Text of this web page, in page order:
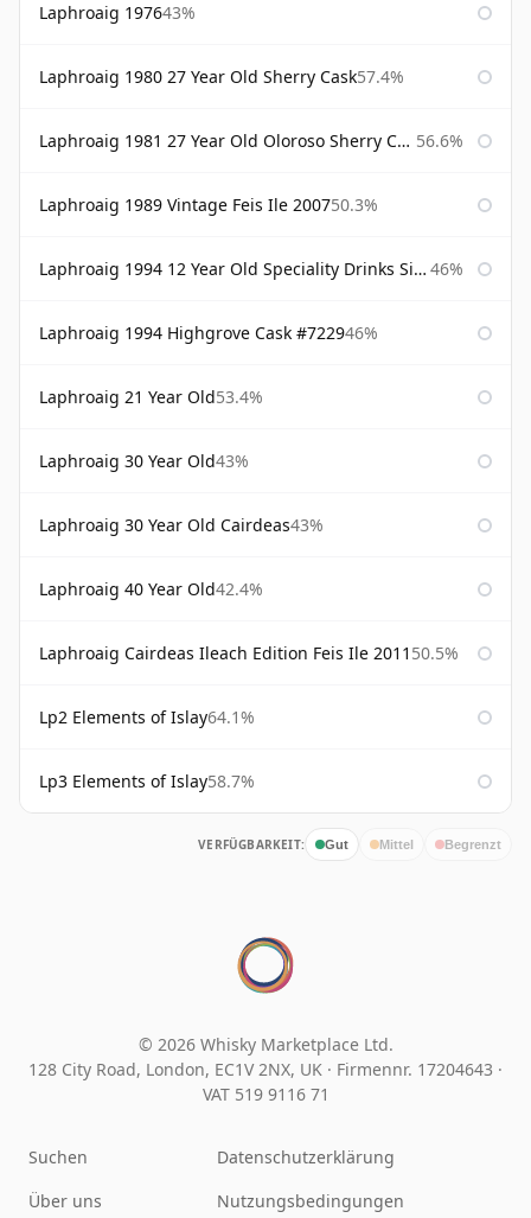
Laphroaig 197643%
Laphroaig 1980 27 Year Old Sherry Cask57.4%
Laphroaig 1981 27 Year Old Oloroso Sherry Cask 56.6%
Laphroaig 1989 Vintage Feis Ile 200750.3%
Laphroaig 1994 12 Year Old Speciality Drinks Single Malts of Scotland 46%
Laphroaig 1994 Highgrove Cask #722946%
Laphroaig 21 Year Old53.4%
Laphroaig 30 Year Old43%
Laphroaig 30 Year Old Cairdeas43%
Laphroaig 40 Year Old42.4%
Laphroaig Cairdeas Ileach Edition Feis Ile 2011 50.5%
Lp2 Elements of Islay64.1%
Lp3 Elements of Islay58.7%
VERFÜGBARKEIT: Gut Mittel Begrenzt
© 2026 Whisky Marketplace Ltd.
128 City Road, London, EC1V 2NX, UK · Firmennr. 17204643 ·
VAT 519 9116 71
Suchen
Über uns
Datenschutzerklärung
Nutzungsbedingungen